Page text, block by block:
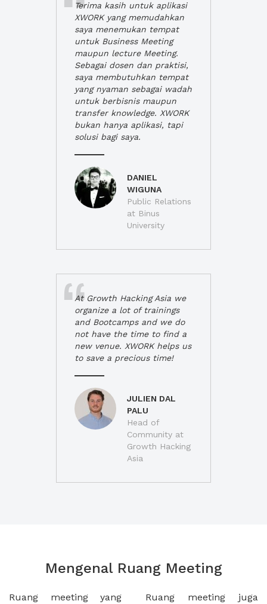
Terima kasih untuk aplikasi
XWORK yang memudahkan
saya menemukan tempat
untuk Business Meeting
maupun lecture Meeting.
Sebagai dosen dan praktisi,
saya membutuhkan tempat
yang nyaman sebagai wadah
untuk berbisnis maupun
transfer knowledge. XWORK
bukan hanya aplikasi, tapi
solusi bagi saya.
DANIEL
WIGUNA
Public Relations
at Binus
University
At Growth Hacking Asia we
organize a lot of trainings
and Bootcamps and we do
not have the time to find a
new venue. XWORK helps us
to save a precious time!
JULIEN DAL
PALU
Head of
Community at
Growth Hacking
Asia
Mengenal Ruang Meeting
Ruang meeting yang
Ruang meeting juga